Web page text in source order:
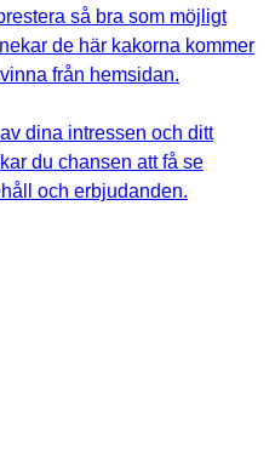
så bra som möjligt
de här kakorna kommer
från hemsidan.
dina intressen och ditt
du chansen att få se
och erbjudanden.